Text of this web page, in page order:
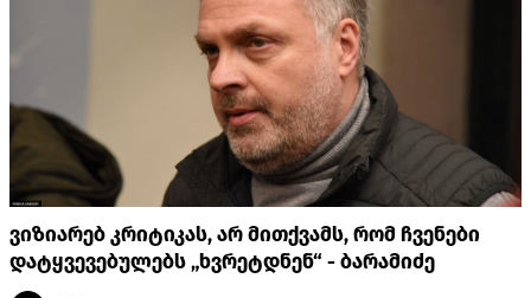
ვიზიარებ კრიტიკას, არ მითქვამს, რომ ჩვენები
დატყვევებულებს „ხვრეტდნენ“ - ბარამიძე